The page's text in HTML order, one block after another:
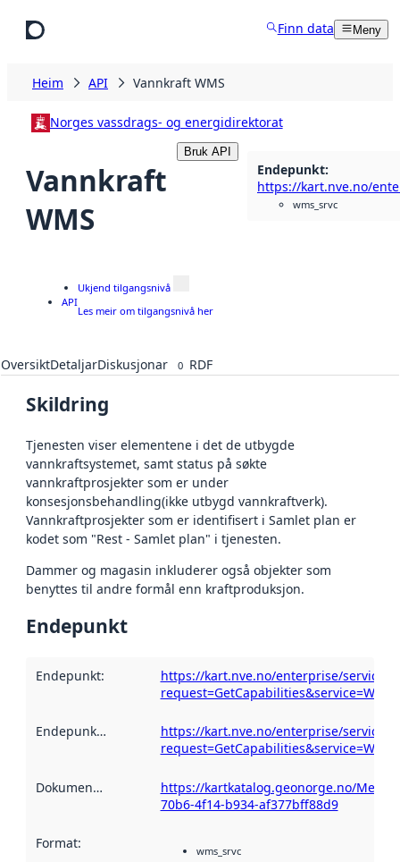
Finn data Meny
Heim API Vannkraft WMS
Norges vassdrags- og energidirektorat
Vannkraft
WMS
Bruk API
Endepunkt:
wms_srvc
API
Ukjend tilgangsnivå
Les meir om tilgangsnivå her
OversiktDetaljarDiskusjonar 0 RDF
Skildring
Tjenesten viser elementene i det de utbygde
vannkraftsystemet, samt status på søkte
vannkraftprosjekter som er under
konsesjonsbehandling(ikke utbygd vannkraftverk).
Vannkraftprosjekter som er identifisert i Samlet plan er
kodet som "Rest - Samlet plan" i tjenesten.
Dammer og magasin inkluderer også objekter som
benyttes til andre formål enn kraftproduksjon.
Endepunkt
Endepunkt:
https://kart.nve.no/enterprise/services/
request=GetCapabilities&service=WMS
Endepunktskildring
https://kart.nve.no/enterprise/services/
request=GetCapabilities&service=WMS
Dokumentasjon
https://kartkatalog.geonorge.no/
70b6-4f14-b934-af377bff88d9
Format: wms_srvc